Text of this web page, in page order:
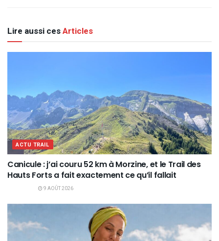
Lire aussi cesArticles
ACTU TRAIL
Canicule : j’ai couru 52 km à Morzine, et le Trail des
Hauts Forts a fait exactement ce qu’il fallait
9 AOÛT 2026